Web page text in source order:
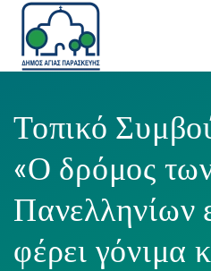
Τοπικό
«Ο δρόμος
Πανελληνίων
φέρει γόνιμα